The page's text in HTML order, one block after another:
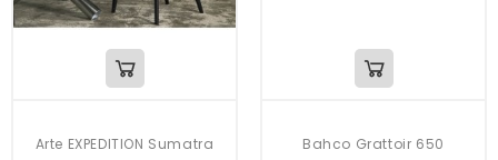
Arte EXPEDITION Sumatra Bahco Grattoir 650